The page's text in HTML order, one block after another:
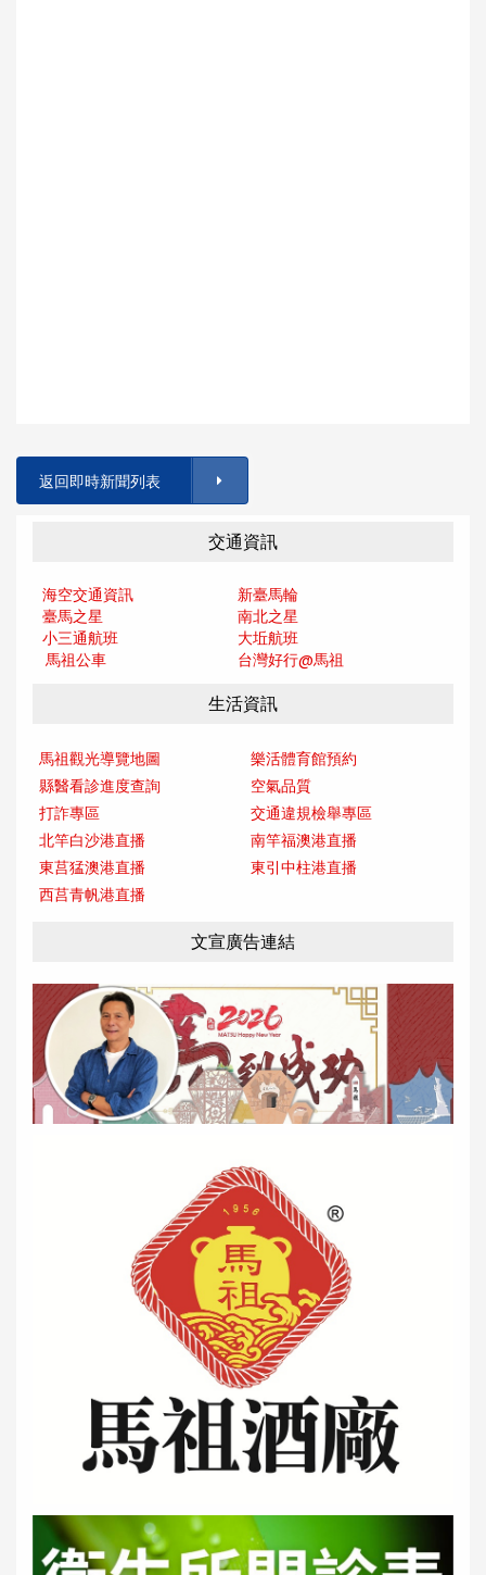
返回即時新聞列表
交通資訊
海空交通資訊
新臺馬輪
臺馬之星
南北之星
小三通航班
大坵航班
馬祖公車
台灣好行@馬祖
生活資訊
馬祖觀光導覽地圖
樂活體育館預約
縣醫看診進度查詢
空氣品質
打詐專區
交通違規檢舉專區
北竿白沙港直播
南竿福澳港直播
東莒猛澳港直播
東引中柱港直播
西莒青帆港直播
文宣廣告連結